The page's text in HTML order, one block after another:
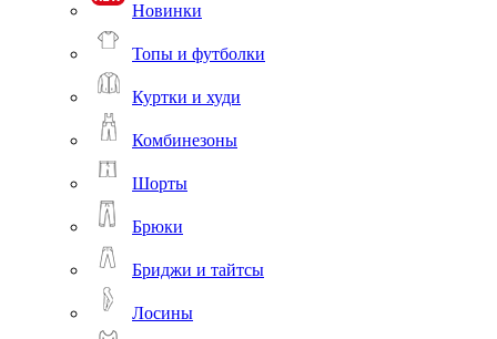
Новинки
Топы и футболки
Куртки и худи
Комбинезоны
Шорты
Брюки
Бриджи и тайтсы
Лосины